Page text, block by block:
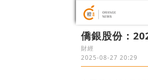
僑銀股份：
財經
2025-08-27 20:29